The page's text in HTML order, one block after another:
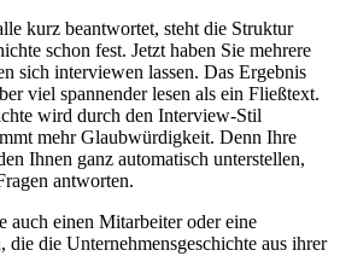
kurz beantwortet, steht die Struktur
schon fest. Jetzt haben Sie mehrere
sich interviewen lassen. Das Ergebnis
viel spannender lesen als ein Fließtext.
wird durch den Interview-Stil
mehr Glaubwürdigkeit. Denn Ihre
Ihnen ganz automatisch unterstellen,
antworten.
einen Mitarbeiter oder eine
die Unternehmensgeschichte aus ihrer